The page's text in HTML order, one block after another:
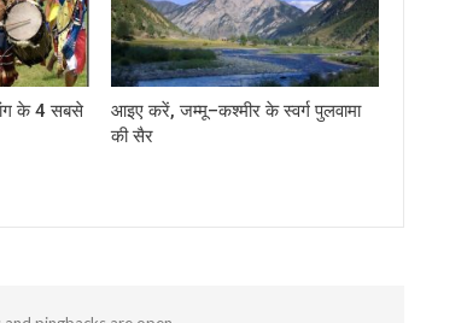
के 4 सबसे
आइए करें, जम्‍मू–कश्‍मीर के स्वर्ग पुलवामा
की सैर